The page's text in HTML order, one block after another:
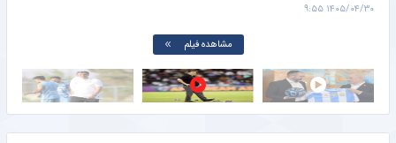
۱۴۰۵/۰۴/۳۰ ۹:۵۵
مشاهده فیلم